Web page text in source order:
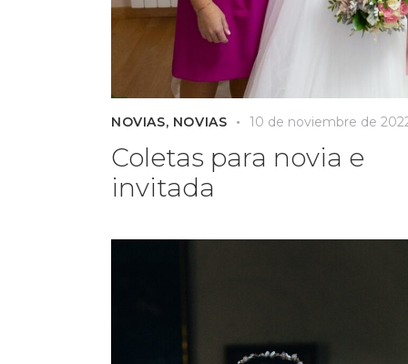
NOVIAS, NOVIAS 10 de noviembre de
Coletas para novia e
invitada